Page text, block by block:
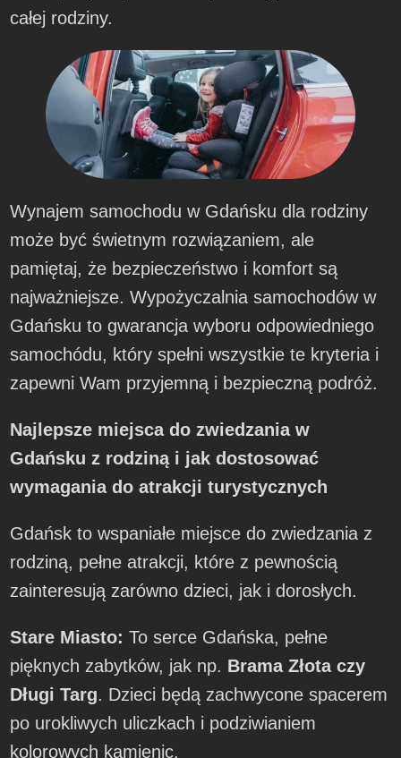
całej rodziny.
Wynajem samochodu w Gdańsku dla rodziny
może być świetnym rozwiązaniem, ale
pamiętaj, że bezpieczeństwo i komfort są
najważniejsze. Wypożyczalnia samochodów w
Gdańsku to gwarancja wyboru odpowiedniego
samochódu, który spełni wszystkie te kryteria i
zapewni Wam przyjemną i bezpieczną podróż.
Najlepsze miejsca do zwiedzania w
Gdańsku z rodziną i jak dostosować
wymagania do atrakcji turystycznych
Gdańsk to wspaniałe miejsce do zwiedzania z
rodziną, pełne atrakcji, które z pewnością
zainteresują zarówno dzieci, jak i dorosłych.
Stare Miasto: To serce Gdańska, pełne
pięknych zabytków, jak np. Brama Złota czy
Długi Targ. Dzieci będą zachwycone spacerem
po urokliwych uliczkach i podziwianiem
kolorowych kamienic.